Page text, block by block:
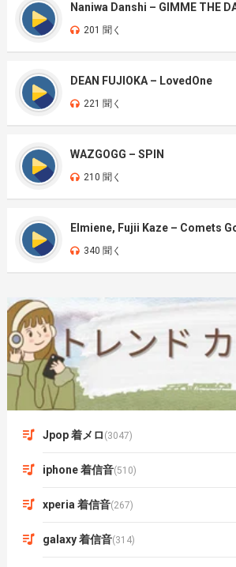
Naniwa Danshi – GIMME THE
201 聞く
DEAN FUJIOKA – LovedOne
221 聞く
WAZGOGG – SPIN
210 聞く
Elmiene, Fujii Kaze – Comets
340 聞く
Jpop 着メロ (3047)
iphone 着信音(510)
xperia 着信音(267)
galaxy 着信音(314)